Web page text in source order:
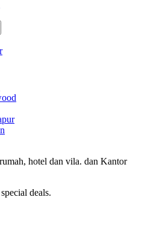
hotel dan vila. dan Kantor
deals.